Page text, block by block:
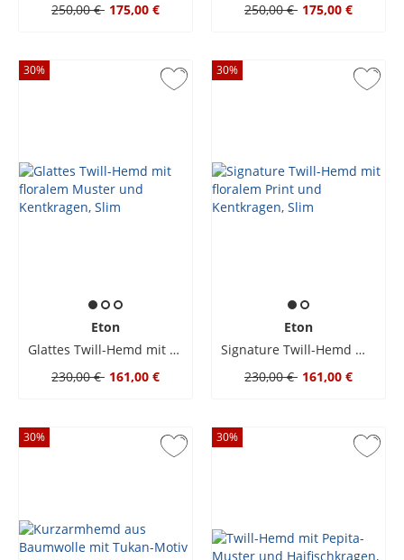
250,00 € 175,00 €
250,00 € 175,00 €
30%
Eton
Glattes Twill-Hemd mit floralem Muster und Kentkragen, Slim
230,00 € 161,00 €
30%
Eton
Signature Twill-Hemd mit floralem Print und Kentkragen, Slim
230,00 € 161,00 €
30% 30%